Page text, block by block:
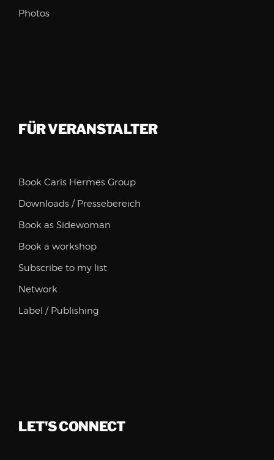
Photos
FÜR VERANSTALTER
Book Caris Hermes Group
Downloads / Pressebereich
Book as Sidewoman
Book a workshop
Subscribe to my list
Network
Label / Publishing
LET'S CONNECT